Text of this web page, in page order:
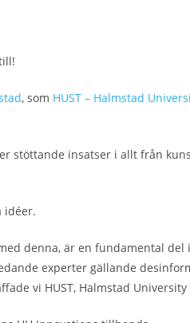
, som HUST – Halmstad
stöttande insatser i allt från
idéer.
denna, är en fundamental
experter gällande
vi HUST, Halmstad University